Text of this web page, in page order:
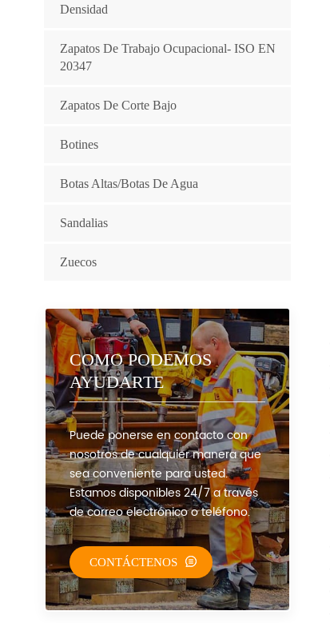
Densidad
Zapatos De Trabajo Ocupacional- ISO EN
20347
Zapatos De Corte Bajo
Botines
Botas Altas/botas De Agua
Sandalias
Zuecos
COMO PODEMOS
AYUDARTE
Puede ponerse en contacto con
nosotros de cualquier manera que
sea conveniente para usted.
Estamos disponibles 24/7 a través
de correo electrónico o teléfono.
CONTÁCTENOS